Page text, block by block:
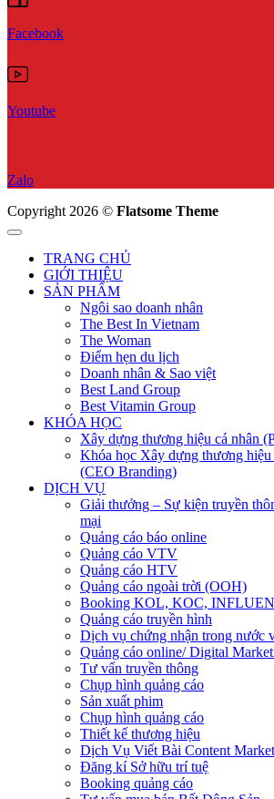
Facebook
Youtube
Zalo
Copyright 2026 © Flatsome Theme
TRANG CHỦ
GIỚI THIỆU
SẢN PHẨM
Ngôi sao doanh nhân
The Best In Vietnam
The Woman
Điểm hẹn du lịch
Doanh nhân & Sao việt
Best Land Group
Best Vitamin Group
KHÓA HỌC
Xây dựng thương hiệu cá nhân
Khóa học Xây dựng thương hiệu
(CEO Branding)
DỊCH VỤ
Giải thưởng – Sự kiện truyền
mại
Quảng cáo báo online
Quảng cáo VTV
Quảng cáo HTV
Quảng cáo ngoài trời (OOH)
Booking KOL, KOC,
Quảng cáo truyền hình
Dịch vụ chứng nhận trong nước
Quảng cáo online/ Digital
Tư vấn truyền thông
Chụp hình quảng cáo
Sản xuất phim
Chụp hình quảng cáo
Thiết kế thương hiệu
Dịch Vụ Viết Bài Content
Đăng kí Sở hữu trí tuệ
Booking quảng cáo